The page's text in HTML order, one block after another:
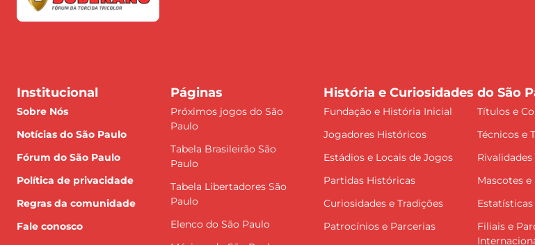
Institucional
Sobre Nós
Notícias do São Paulo
Fórum do São Paulo
Política de privacidade
Regras da comunidade
Fale conosco
Páginas
Próximos jogos do São
Paulo
Tabela Brasileirão São
Paulo
Tabela Libertadores São
Paulo
Elenco do São Paulo
História e Curiosidades do São
Fundação e História Inicial
Títulos e
Jogadores Históricos
Técnicos e
Estádios e Locais de Jogos
Rivalidades
Partidas Históricas
Mascotes
Curiosidades e Tradições
Estatísticas
Patrocínios e Parcerias
Filiais e